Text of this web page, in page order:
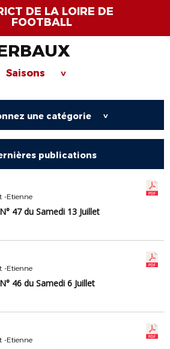
DE LA LOIRE DE
FOOTBALL
Saisons >
une catégorie >
publications
-Etienne
47 du Samedi 13 Juillet
-Etienne
46 du Samedi 6 Juillet
-Etienne